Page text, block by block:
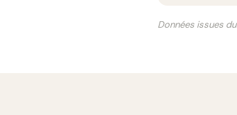
Données issues